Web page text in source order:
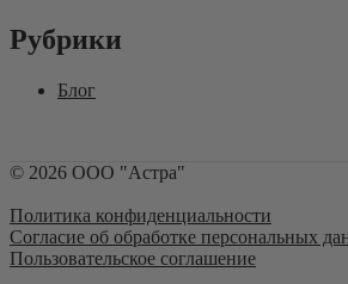
Рубрики
Блог
© 2026 ООО "Астра"
Политика конфиденциальности
Согласие об обработке персональных
Пользовательское соглашение